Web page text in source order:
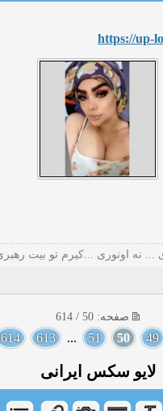
https://up-
... نه اونوری ...کیرم تو بیت
صفحه: 50 / 614
49
50
51
...
613
614
لایو سکس ایرانی